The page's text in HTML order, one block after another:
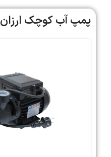
پمپ آب کوچک ارزان